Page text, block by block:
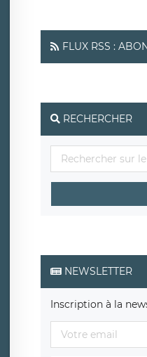
FLUX RSS :
RECHERCHER
NEWSLETTER
Inscription à la